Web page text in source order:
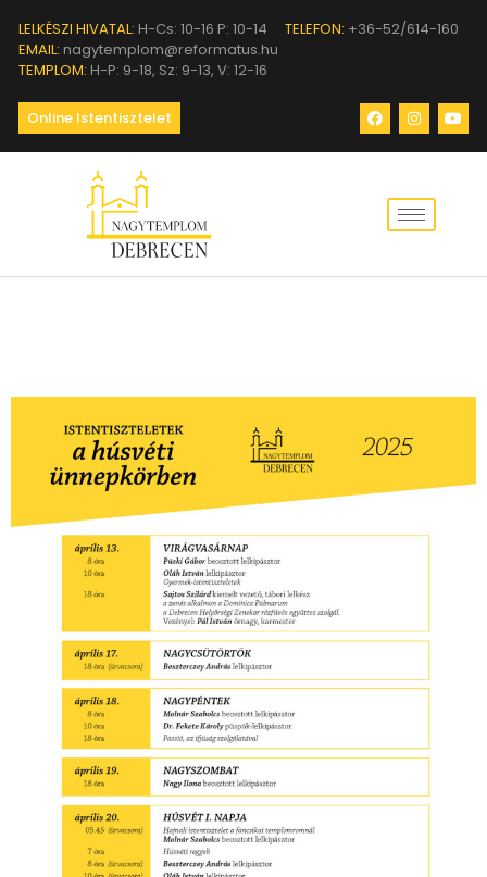
LELKÉSZI HIVATAL: H-Cs: 10-16 P: 10-14 TELEFON: +36-52/614-160
EMAIL: nagytemplom@reformatus.hu
TEMPLOM: H-P: 9-18, Sz: 9-13, V: 12-16
Online Istentisztelet